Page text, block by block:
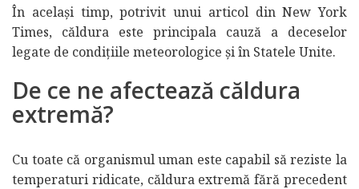
În același timp, potrivit unui articol din New York
Times, căldura este principala cauză a deceselor
legate de condițiile meteorologice și în Statele Unite.
De ce ne afectează căldura
extremă?
Cu toate că organismul uman este capabil să reziste la
temperaturi ridicate, căldura extremă fără precedent